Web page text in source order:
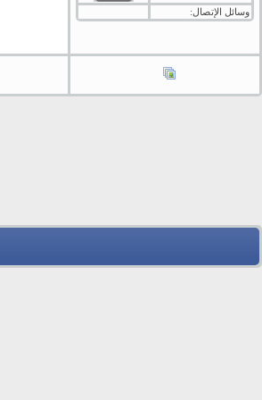
وسائل الإتصال: